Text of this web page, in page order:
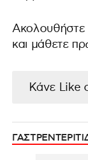
Ακολουθήστε
και μάθετε
Κάνε Like